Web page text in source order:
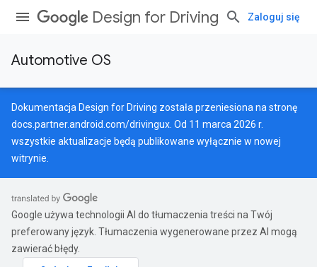
Design for Driving Zaloguj się
Automotive OS
Dokumentacja Design for Driving została przeniesiona na stronę
docs.partner.android.com/drivingux . Od 11 marca 2026 r.
wszystkie aktualizacje będą publikowane wyłącznie w nowej
witrynie.
Google używa technologii AI do tłumaczenia treści na Twój
preferowany język. Tłumaczenia wygenerowane przez AI mogą
zawierać błędy.